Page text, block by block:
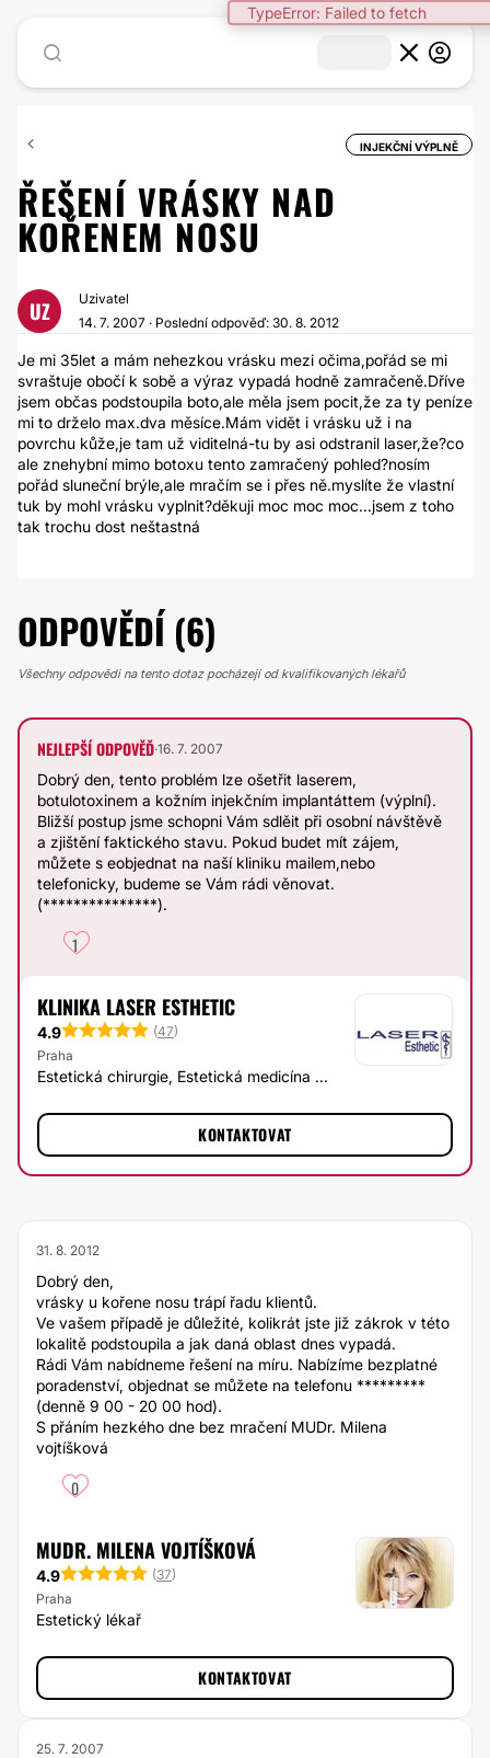
TypeError: Failed to fetch
INJEKČNÍ VÝPLNĚ
ŘEŠENÍ VRÁSKY NAD
KOŘENEM NOSU
UZ
Uzivatel
14. 7. 2007 · Poslední odpověď: 30. 8. 2012
Je mi 35let a mám nehezkou vrásku mezi očima,pořád se mi
svraštuje obočí k sobě a výraz vypadá hodně zamračeně.Dříve
jsem občas podstoupila boto,ale měla jsem pocit,že za ty peníze
mi to drželo max.dva měsíce.Mám vidět i vrásku už i na
povrchu kůže,je tam už viditelná-tu by asi odstranil laser,že?co
ale znehybní mimo botoxu tento zamračený pohled?nosím
pořád sluneční brýle,ale mračím se i přes ně.myslíte že vlastní
tuk by mohl vrásku vyplnit?děkuji moc moc moc...jsem z toho
tak trochu dost neštastná
ODPOVĚDÍ (6)
Všechny odpovědi na tento dotaz pocházejí od kvalifikovaných lékařů
NEJLEPŠÍ ODPOVĚĎ·16. 7. 2007
Dobrý den, tento problém lze ošetřit laserem,
botulotoxinem a kožním injekčním implantáttem (výplní).
Bližší postup jsme schopni Vám sdlěit při osobní návštěvě
a zjištění faktického stavu. Pokud budet mít zájem,
můžete s eobjednat na naší kliniku mailem,nebo
telefonicky, budeme se Vám rádi věnovat.
(***************).
1
KLINIKA LASER ESTHETIC
4.9 (47)
Praha
Estetická chirurgie, Estetická medicína ...
KONTAKTOVAT
31. 8. 2012
Dobrý den,
vrásky u kořene nosu trápí řadu klientů.
Ve vašem případě je důležité, kolikrát jste již zákrok v této
lokalitě podstoupila a jak daná oblast dnes vypadá.
Rádi Vám nabídneme řešení na míru. Nabízíme bezplatné
poradenství, objednat se můžete na telefonu *********
(denně 9 00 - 20 00 hod).
S přáním hezkého dne bez mračení MUDr. Milena
vojtíšková
0
MUDR. MILENA VOJTÍŠKOVÁ
4.9 (37)
Praha
Estetický lékař
KONTAKTOVAT
25. 7. 2007